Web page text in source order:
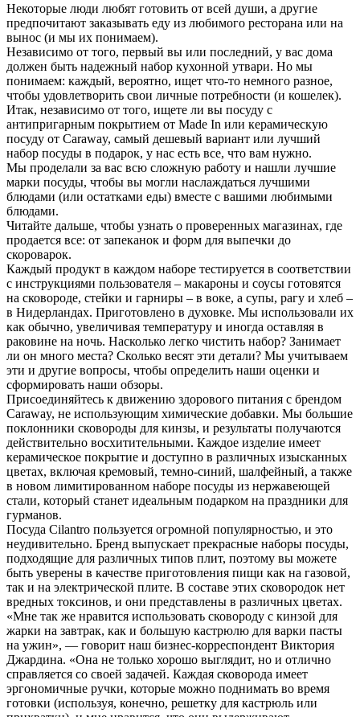
Некоторые люди любят готовить от всей души, а другие
предпочитают заказывать еду из любимого ресторана или на
вынос (и мы их понимаем).
Независимо от того, первый вы или последний, у вас дома
должен быть надежный набор кухонной утвари. Но мы
понимаем: каждый, вероятно, ищет что-то немного разное,
чтобы удовлетворить свои личные потребности (и кошелек).
Итак, независимо от того, ищете ли вы посуду с
антипригарным покрытием от Made In или керамическую
посуду от Caraway, самый дешевый вариант или лучший
набор посуды в подарок, у нас есть все, что вам нужно.
Мы проделали за вас всю сложную работу и нашли лучшие
марки посуды, чтобы вы могли наслаждаться лучшими
блюдами (или остатками еды) вместе с вашими любимыми
блюдами.
Читайте дальше, чтобы узнать о проверенных магазинах, где
продается все: от запеканок и форм для выпечки до
скороварок.
Каждый продукт в каждом наборе тестируется в соответствии
с инструкциями пользователя – макароны и соусы готовятся
на сковороде, стейки и гарниры – в воке, а супы, рагу и хлеб –
в Нидерландах. Приготовлено в духовке. Мы использовали их
как обычно, увеличивая температуру и иногда оставляя в
раковине на ночь. Насколько легко чистить набор? Занимает
ли он много места? Сколько весят эти детали? Мы учитываем
эти и другие вопросы, чтобы определить наши оценки и
сформировать наши обзоры.
Присоединяйтесь к движению здорового питания с брендом
Caraway, не использующим химические добавки. Мы большие
поклонники сковороды для кинзы, и результаты получаются
действительно восхитительными. Каждое изделие имеет
керамическое покрытие и доступно в различных изысканных
цветах, включая кремовый, темно-синий, шалфейный, а также
в новом лимитированном наборе посуды из нержавеющей
стали, который станет идеальным подарком на праздники для
гурманов.
Посуда Cilantro пользуется огромной популярностью, и это
неудивительно. Бренд выпускает прекрасные наборы посуды,
подходящие для различных типов плит, поэтому вы можете
быть уверены в качестве приготовления пищи как на газовой,
так и на электрической плите. В составе этих сковородок нет
вредных токсинов, и они представлены в различных цветах.
«Мне так же нравится использовать сковороду с кинзой для
жарки на завтрак, как и большую кастрюлю для варки пасты
на ужин», — говорит наш бизнес-корреспондент Виктория
Джардина. «Она не только хорошо выглядит, но и отлично
справляется со своей задачей. Каждая сковорода имеет
эргономичные ручки, которые можно поднимать во время
готовки (используя, конечно, решетку для кастрюль или